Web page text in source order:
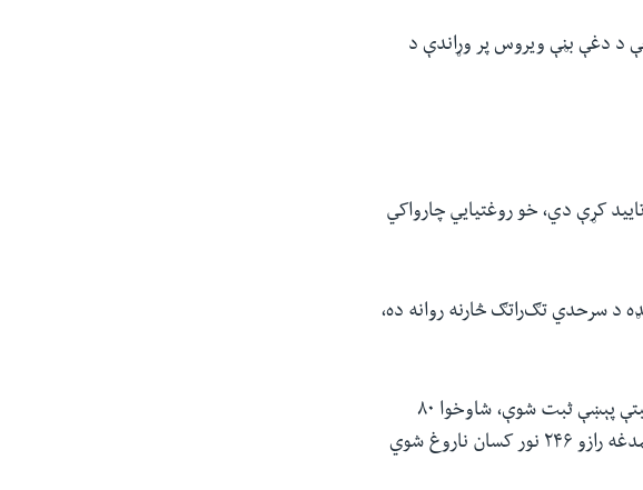
د دغې بڼې ویروس پر وړاندې د
کړې دي، خو روغتیايي چارواکي
د سرحدي تګ‌راتګ څارنه روانه ده،
د روغتیا نړیوال سازمان د معلوماتو له مخې، تر اوسه اته لابراتواري مثبتې پېښې ثبت شوې، شاوخوا ۸۰
کسان مړه شوي، چې شک کې کېږي د همدغه ویروس له کبله دي. همدغه رازو ۲۴۶ نور کسان ناروغ شوي